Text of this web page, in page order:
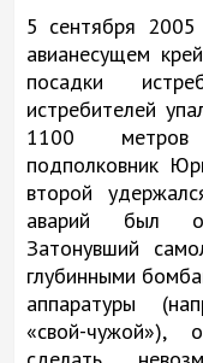
5 сентября
авианесущем
посадки
истребителей
1100 метров
подполковник
второй
аварий был
Затонувший
глубинными
аппаратуры
«свой-чужой»),